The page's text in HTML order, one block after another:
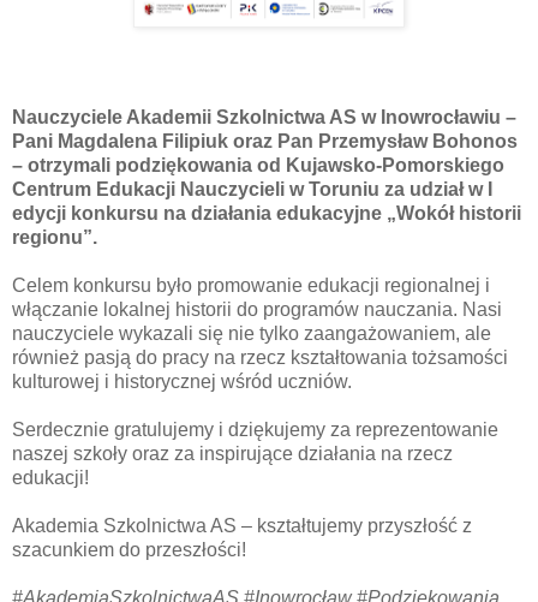
Nauczyciele Akademii Szkolnictwa AS w Inowrocławiu –
Pani Magdalena Filipiuk oraz Pan Przemysław Bohonos
– otrzymali podziękowania od Kujawsko-Pomorskiego
Centrum Edukacji Nauczycieli w Toruniu za udział w I
edycji konkursu na działania edukacyjne „Wokół historii
regionu”.
Celem konkursu było promowanie edukacji regionalnej i
włączanie lokalnej historii do programów nauczania. Nasi
nauczyciele wykazali się nie tylko zaangażowaniem, ale
również pasją do pracy na rzecz kształtowania tożsamości
kulturowej i historycznej wśród uczniów.
Serdecznie gratulujemy i dziękujemy za reprezentowanie
naszej szkoły oraz za inspirujące działania na rzecz
edukacji!
Akademia Szkolnictwa AS – kształtujemy przyszłość z
szacunkiem do przeszłości!
#AkademiaSzkolnictwaAS #Inowrocław #Podziękowania